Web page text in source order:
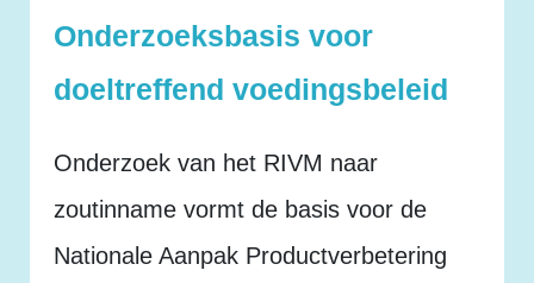
Onderzoeksbasis voor
doeltreffend voedingsbeleid
Onderzoek van het RIVM naar
zoutinname vormt de basis voor de
Nationale Aanpak Productverbetering